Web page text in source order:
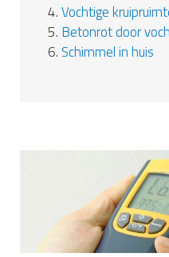
4.Vochtige
5. Betonrot door
6. Schimmel in huis